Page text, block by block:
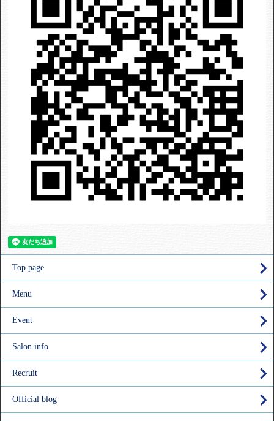
Top page
Menu
Event
Salon info
Recruit
Official blog